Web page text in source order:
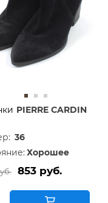
PIERRE CARDIN
36
Хорошее
853 руб.